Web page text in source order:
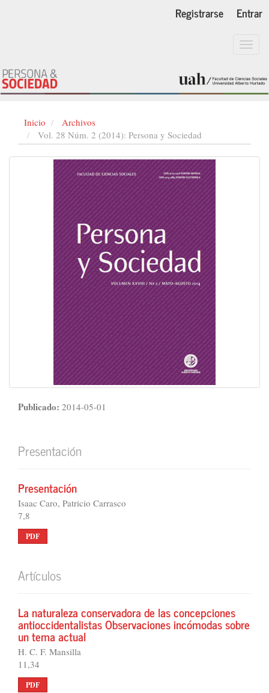
lateral
Registrarse
Entrar
Inicio
Archivos
Vol. 28 Núm. 2 (2014): Persona y Sociedad
Publicado: 2014-05-01
Presentación
Presentación
Isaac Caro, Patricio Carrasco
7,8
PDF
Artículos
La naturaleza conservadora de las concepciones
antioccidentalistas Observaciones incómodas sobre
un tema actual
H. C. F. Mansilla
11,34
PDF